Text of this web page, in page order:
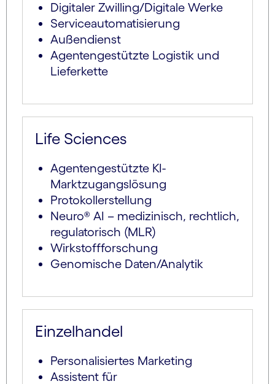
Digitaler Zwilling/Digitale Werke
Serviceautomatisierung
Außendienst
Agentengestützte Logistik und
Lieferkette
Life Sciences
Agentengestützte KI-
Marktzugangslösung
Protokollerstellung
Neuro® AI – medizinisch, rechtlich,
regulatorisch (MLR)
Wirkstoffforschung
Genomische Daten/Analytik
Einzelhandel
Personalisiertes Marketing
Assistent für